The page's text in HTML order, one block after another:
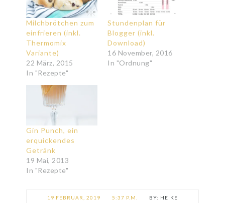
Milchbrötchen zum
einfrieren (inkl.
Thermomix
Variante)
22 März, 2015
In "Rezepte"
Stundenplan für
Blogger (inkl.
Download)
16 November, 2016
In "Ordnung"
Gin Punch, ein
erquickendes
Getränk
19 Mai, 2013
In "Rezepte"
19 FEBRUAR, 2019 5:37 P.M.
HEIKE